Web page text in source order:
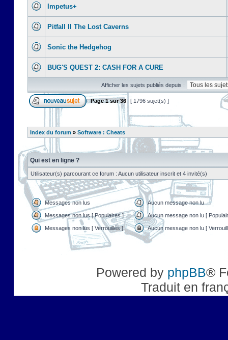
Impetus+
Pitfall II The Lost Caverns
Sonic the Hedgehog
BUG'S QUEST 2: CASH FOR A CURE
Afficher les sujets publiés depuis :
Page1sur36 [ 1796 sujet(s) ]
Index du forum » Software : Cheats
Qui est en ligne ?
Utilisateur(s) parcourant ce forum : Aucun utilisateur inscrit et 4 invité(s)
Messages non lus Aucun message non lu
Messages non lus [ Populaires ] Aucun message non lu [
Messages non lus [ Verrouillés ] Aucun message non lu [
Powered by phpBB®
Traduit en